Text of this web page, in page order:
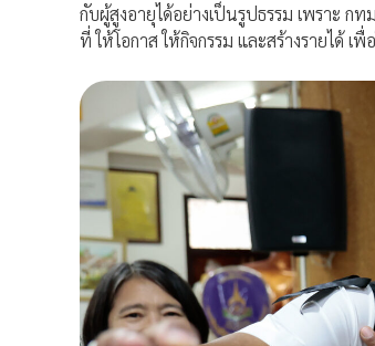
กับผู้สูงอายุได้อย่างเป็นรูปธรรม เพราะ กท
ที่ ให้โอกาส ให้กิจกรรม และสร้างรายได้ เ